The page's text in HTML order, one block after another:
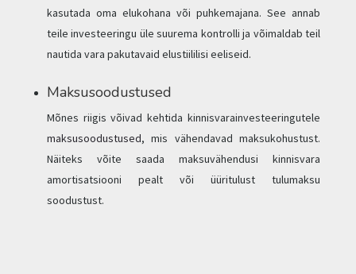
kasutada oma elukohana või puhkemajana. See annab
teile investeeringu üle suurema kontrolli ja võimaldab teil
nautida vara pakutavaid elustiililisi eeliseid.
Maksusoodustused
Mõnes riigis võivad kehtida kinnisvarainvesteeringutele
maksusoodustused, mis vähendavad maksukohustust.
Näiteks võite saada maksuvähendusi kinnisvara
amortisatsiooni pealt või üüritulust tulumaksu
soodustust.